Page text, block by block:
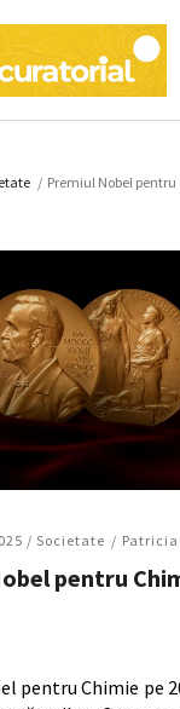
/ Premiul Nobel pentru
/ Societate
pentru
pentru Chimie pe